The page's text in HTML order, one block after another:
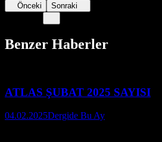
Önceki Sonraki
Benzer Haberler
ATLAS ŞUBAT 2025 SAYISI
04.02.2025Dergide Bu Ay